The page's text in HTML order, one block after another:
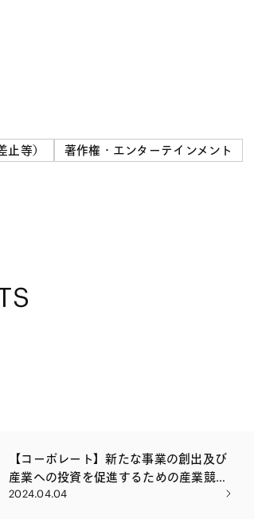
等）
著作権・エンターテインメント
【コーポレート】新たな事業の創出及び
産業への投資を促進するための産業競争
力強化法等の一部を改正する法律案―中
2024.04.04